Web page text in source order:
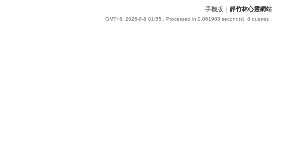
手機版 靜竹林心靈網站
GMT+8, 2026-8-8 01:55 , Processed in 0.061983 second(s), 8 queries .